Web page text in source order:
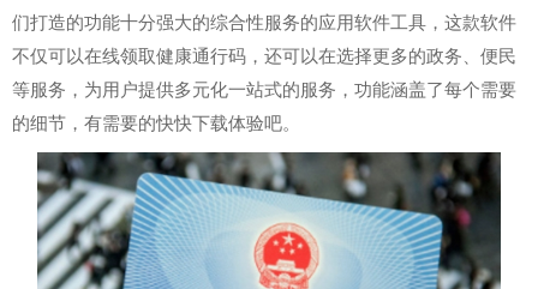
们打造的功能十分强大的综合性服务的应用软件工具，这款软件
不仅可以在线领取健康通行码，还可以在选择更多的政务、便民
等服务，为用户提供多元化一站式的服务，功能涵盖了每个需要
的细节，有需要的快快下载体验吧。